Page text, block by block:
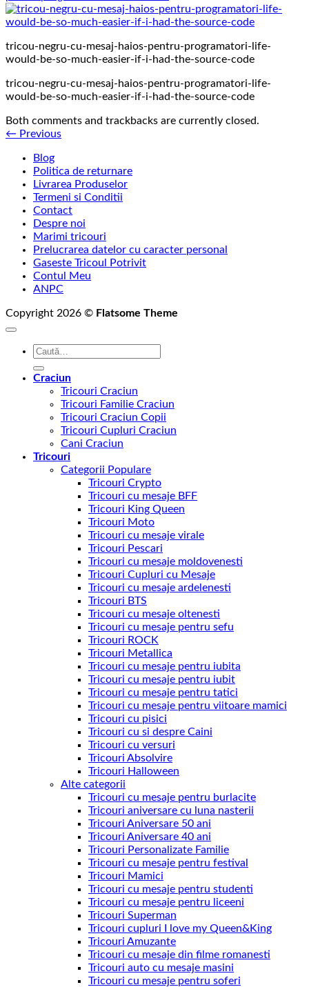
tricou-negru-cu-mesaj-haios-pentru-programatori-life-
would-be-so-much-easier-if-i-had-the-source-code
tricou-negru-cu-mesaj-haios-pentru-programatori-life-
would-be-so-much-easier-if-i-had-the-source-code
Both comments and trackbacks are currently closed.
← Previous
Blog
Politica de returnare
Livrarea Produselor
Termeni si Conditii
Contact
Despre noi
Marimi tricouri
Prelucrarea datelor cu caracter personal
Gaseste Tricoul Potrivit
Contul Meu
ANPC
Copyright 2026 © Flatsome Theme
Caută
Craciun
Tricouri Craciun
Tricouri Familie Craciun
Tricouri Craciun Copii
Tricouri Cupluri Craciun
Cani Craciun
Tricouri
Categorii Populare
Tricouri Crypto
Tricouri cu mesaje BFF
Tricouri King Queen
Tricouri Moto
Tricouri cu mesaje virale
Tricouri Pescari
Tricouri cu mesaje moldovenesti
Tricouri Cupluri cu Mesaje
Tricouri cu mesaje ardelenesti
Tricouri BTS
Tricouri cu mesaje oltenesti
Tricouri cu mesaje pentru sefu
Tricouri ROCK
Tricouri Metallica
Tricouri cu mesaje pentru iubita
Tricouri cu mesaje pentru iubit
Tricouri cu mesaje pentru tatici
Tricouri cu mesaje pentru viitoare mamici
Tricouri cu pisici
Tricouri cu si despre Caini
Tricouri cu versuri
Tricouri Absolvire
Tricouri Halloween
Alte categorii
Tricouri cu mesaje pentru burlacite
Tricouri aniversare cu luna nasterii
Tricouri Aniversare 50 ani
Tricouri Aniversare 40 ani
Tricouri Personalizate Familie
Tricouri cu mesaje pentru festival
Tricouri Mamici
Tricouri cu mesaje pentru studenti
Tricouri cu mesaje pentru liceeni
Tricouri Superman
Tricouri cupluri I love my Queen&King
Tricouri Amuzante
Tricouri cu mesaje din filme romanesti
Tricouri auto cu mesaje masini
Tricouri cu mesaje pentru soferi